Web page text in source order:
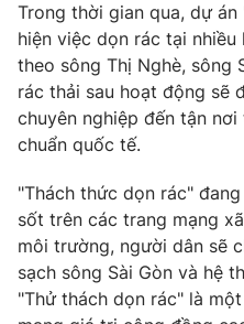
Hậu trường
Nhân vật
Khán giả
Giải sao mai
Điện ảnh
Âm nhạc
Sao
Đời sống
Du lịch
Làm đẹp
Chất lượng cuộc sống
Giáo dục
Học trực tuyến
Công nghệ
Hitech Công nghệ tương
Sản phẩm
Giao lưu trực tuyến
Lịch phát sóng
Trong thời gian qua, dự
hiện việc dọn rác tại
theo sông Thị Nghè, sông
rác thải sau hoạt động sẽ
chuyên nghiệp đến tận
chuẩn quốc tế.
"Thách thức dọn rác"
sốt trên các trang mạng
môi trường, người dân sẽ
sạch sông Sài Gòn và hệ
"Thử thách dọn rác" là